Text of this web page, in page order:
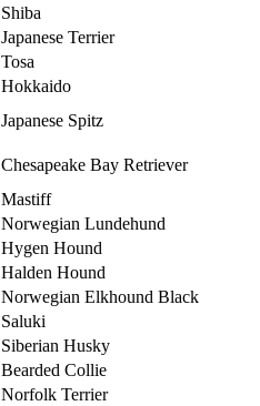
Shiba
Japanese Terrier
Tosa
Hokkaido
Japanese Spitz
Chesapeake Bay Retriever
Mastiff
Norwegian Lundehund
Hygen Hound
Halden Hound
Norwegian Elkhound Black
Saluki
Siberian Husky
Bearded Collie
Norfolk Terrier